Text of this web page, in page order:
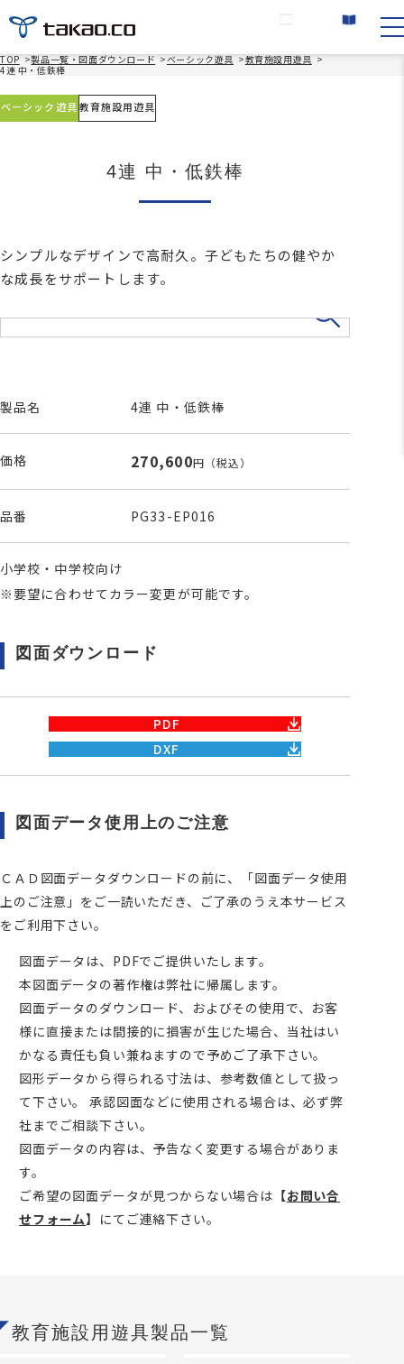
TOP >製品一覧・図面ダウンロード >ベーシック遊具 >教育施設用遊具 >
4連 中・低鉄棒
ベーシック遊具教育施設用遊具
4連 中・低鉄棒
シンプルなデザインで高耐久。子どもたちの健やか
な成長をサポートします。
製品名 4連 中・低鉄棒
価格 270,600円 （税込）
品番 PG33-EP016
小学校・中学校向け
※要望に合わせてカラー変更が可能です。
図面ダウンロード
PDF
DXF
図面データ使用上のご注意
ＣＡＤ図面データダウンロードの前に、「図面データ使用
上のご注意」をご一読いただき、ご了承のうえ本サービス
をご利用下さい。
図面データは、PDFでご提供いたします。
本図面データの著作権は弊社に帰属します。
図面データのダウンロード、およびその使用で、お客
様に直接または間接的に損害が生じた場合、当社はい
かなる責任も負い兼ねますので予めご了承下さい。
図形データから得られる寸法は、参考数値として扱っ
て下さい。 承認図面などに使用される場合は、必ず弊
社までご相談下さい。
図面データの内容は、予告なく変更する場合がありま
す。
ご希望の図面データが見つからない場合は 【お問い合
せフォーム】 にてご連絡下さい。
教育施設用遊具製品一覧